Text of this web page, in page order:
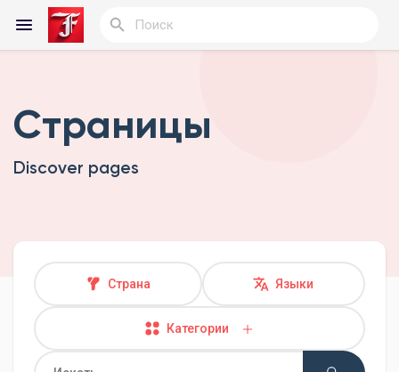
Страницы
Discover pages
Страна Языки
Категории